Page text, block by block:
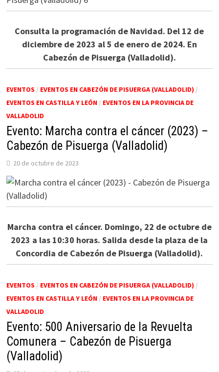
Consulta la programación de Navidad. Del 12 de
diciembre de 2023 al 5 de enero de 2024. En
Cabezón de Pisuerga (Valladolid).
EVENTOS / EVENTOS EN CABEZÓN DE PISUERGA (VALLADOLID) /
EVENTOS EN CASTILLA Y LEÓN/ EVENTOS EN LA PROVINCIA DE
VALLADOLID
Evento: Marcha contra el cáncer (2023) –
Cabezón de Pisuerga (Valladolid)
20 de octubre de 2023
Marcha contra el cáncer. Domingo, 22 de octubre de
2023 a las 10:30 horas. Salida desde la plaza de la
Concordia de Cabezón de Pisuerga (Valladolid).
EVENTOS / EVENTOS EN CABEZÓN DE PISUERGA (VALLADOLID) /
EVENTOS EN CASTILLA Y LEÓN/ EVENTOS EN LA PROVINCIA DE
VALLADOLID
Evento: 500 Aniversario de la Revuelta
Comunera – Cabezón de Pisuerga
(Valladolid)